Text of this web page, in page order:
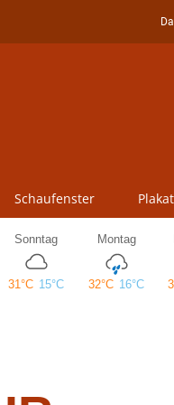
Schaufenster